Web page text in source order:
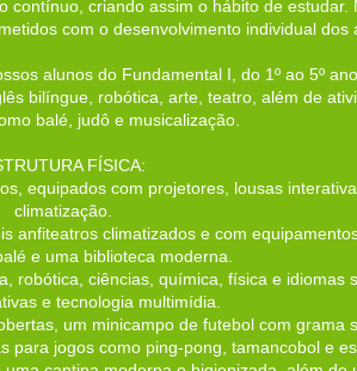
criando assim o hábito de estudar.
com o desenvolvimento individual dos
alunos do Fundamental I, do 1º ao 5º
bilíngue, robótica, arte, teatro, além de
balé, judô e musicalização.
FÍSICA:
equipados com projetores, lousas
climatização.
anfiteatros climatizados e com
e uma biblioteca moderna.
robótica, ciências, química, física e idiomas
e tecnologia multimídia.
um minicampo de futebol com grama
para jogos como ping-pong, tamancobol e